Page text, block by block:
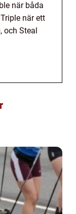
när båda
när ett
och Steal